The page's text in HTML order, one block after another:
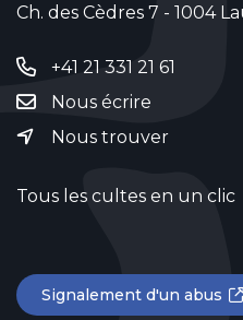
Ch. des Cèdres 7 - 1004
+41 21 331 21 61
Nous écrire
Nous trouver
Tous les cultes en un clic
Signalement d'un abus